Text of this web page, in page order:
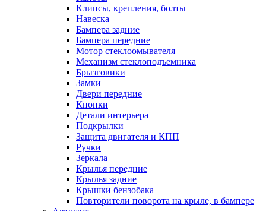
Клипсы, крепления, болты
Навеска
Бампера задние
Бампера передние
Мотор стеклоомывателя
Механизм стеклоподъемника
Брызговики
Замки
Двери передние
Кнопки
Детали интерьера
Подкрылки
Защита двигателя и КПП
Ручки
Зеркала
Крылья передние
Крылья задние
Крышки бензобака
Повторители поворота на крыле, в бампере